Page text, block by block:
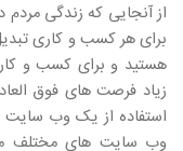
از آنجایی که زندگی
برای هر کسب و کاری
هستید و برای کسب و
زیاد فرصت های فوق
استفاده از یک وب سایت
وب سایت های مختلف می